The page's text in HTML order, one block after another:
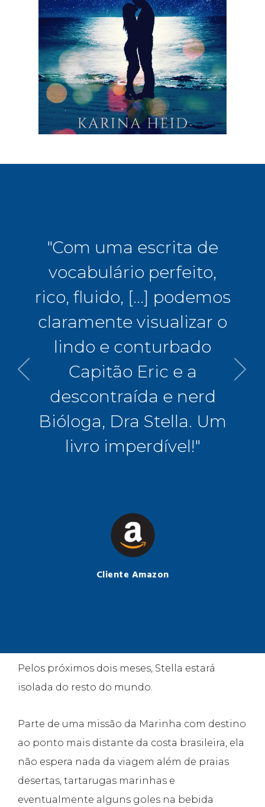
"Com uma escrita de
vocabulário perfeito,
rico, fluido, [...] podemos
claramente visualizar o
lindo e conturbado
Capitão Eric e a
descontraída e nerd
Bióloga, Dra Stella. Um
livro imperdível!"
Cliente Amazon
Pelos próximos dois meses, Stella estará
isolada do resto do mundo.
Parte de uma missão da Marinha com destino
ao ponto mais distante da costa brasileira, ela
não espera nada da viagem além de praias
desertas, tartarugas marinhas e
eventualmente alguns goles na bebida